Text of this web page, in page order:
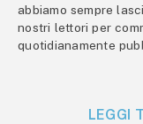
abbiamo sempre
nostri lettori per
quotidianamente
LEGGI